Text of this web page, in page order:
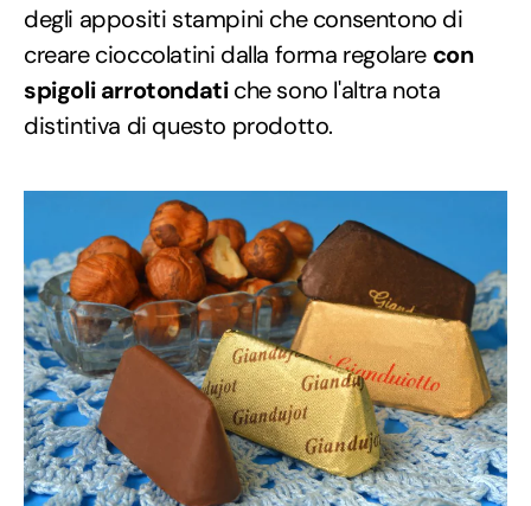
degli appositi stampini che consentono di
creare cioccolatini dalla forma regolare con
spigoli arrotondatiche sono l'altra nota
distintiva di questo prodotto.